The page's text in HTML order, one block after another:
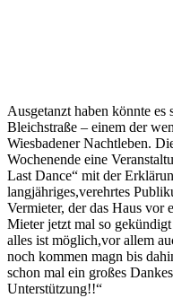
Ausgetanzt haben könnte es
Bleichstraße – einem der
Wiesbadener Nachtleben.
Wochenende eine
Last Dance“ mit der
langjähriges,verehrtes
Vermieter, der das Haus vor
Mieter jetzt mal so
alles ist möglich,vor allem
noch kommen magn bis
schon mal ein großes
Unterstützung!!“